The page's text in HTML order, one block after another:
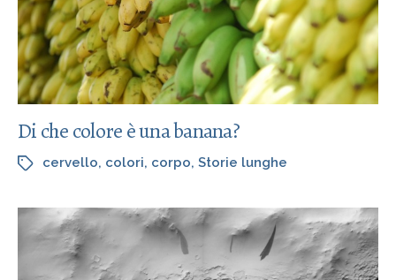
Di che colore è una banana?
cervello, colori, corpo, Storie lunghe